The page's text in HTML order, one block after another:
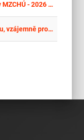
Kosení ručně vedenou sekačkou v MZCHÚ - 2026 - FC
Modernizace a automatizace dvou, vzájemně propojených závlahových čerpacích stanic